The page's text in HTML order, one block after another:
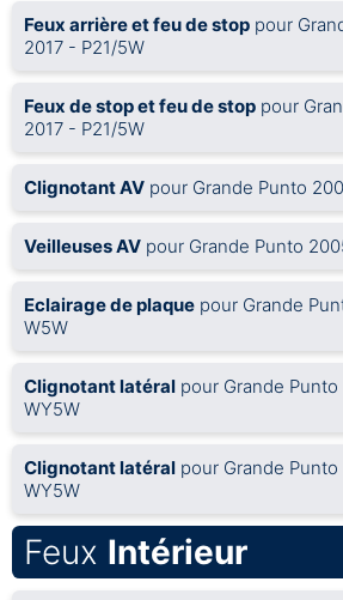
Feux arrière et feu de stop pour
2017 - P21/5W
Feux de stop et feu de stop pour
2017 - P21/5W
Clignotant AV pour Grande Punto
Veilleuses AV pour Grande Punto
Eclairage de plaque pour Grande
W5W
Clignotant latéral pour Grande
WY5W
Clignotant latéral pour Grande
WY5W
Feux Intérieur